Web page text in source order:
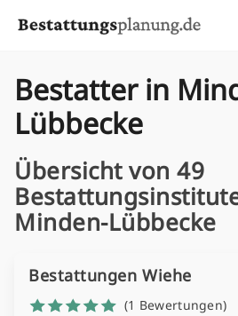
Bestatter in
Lübbecke
Übersicht von 49
Minden-Lübbecke
Bestattungen Wiehe
(1 Bewertungen)